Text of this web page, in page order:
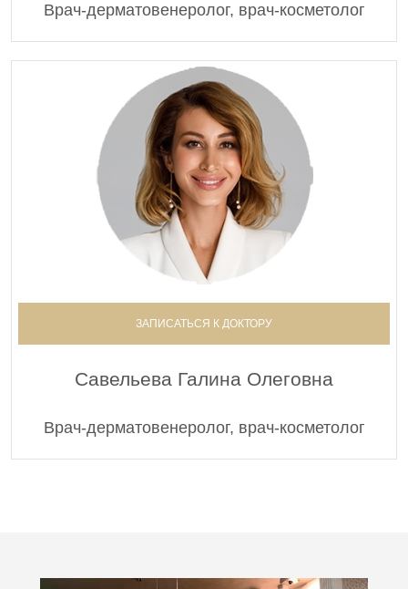
Врач-дерматовенеролог, врач-косметолог
ЗАПИСАТЬСЯ К ДОКТОРУ
Савельева Галина Олеговна
Врач-дерматовенеролог, врач-косметолог